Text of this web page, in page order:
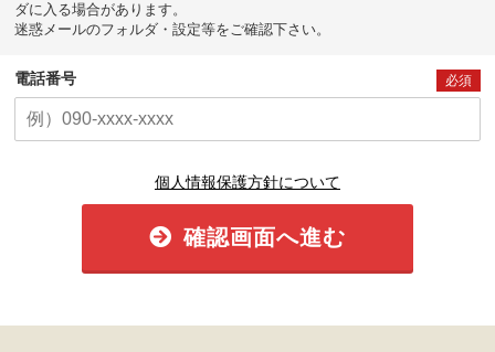
ダに入る場合があります。
迷惑メールのフォルダ・設定等をご確認下さい。
電話番号 必須
個人情報保護方針について
確認画面へ進む